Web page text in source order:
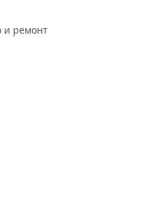
в команде;
старшими
способностей;
2019 г.;
Муданцзян, г. Дайхэ. Китай
этап Всероссийского
светят малым" АНАПА
и ремонт